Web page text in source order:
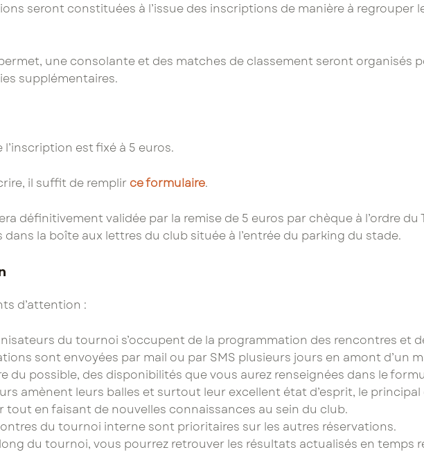
seront constituées à l’issue des inscriptions de manière à regrouper
une consolante et des matches de classement seront organisés
supplémentaires.
est fixé à 5 euros.
il suffit de remplir ce formulaire.
définitivement validée par la remise de 5 euros par chèque à l’ordre du
dans la boîte aux lettres du club située à l’entrée du parking du stade.
d’attention :
du tournoi s’occupent de la programmation des rencontres et
sont envoyées par mail ou par SMS plusieurs jours en amont d’un
du possible, des disponibilités que vous aurez renseignées dans le
amènent leurs balles et surtout leur excellent état d’esprit, le
tout en faisant de nouvelles connaissances au sein du club.
du tournoi interne sont prioritaires sur les autres réservations.
du tournoi, vous pourrez retrouver les résultats actualisés en temps